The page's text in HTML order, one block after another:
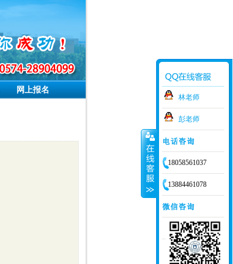
网上报名
林老师
彭老师
18058561037
13884461078